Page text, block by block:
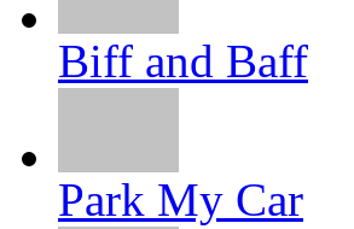
Biff and Baff
Park My Car